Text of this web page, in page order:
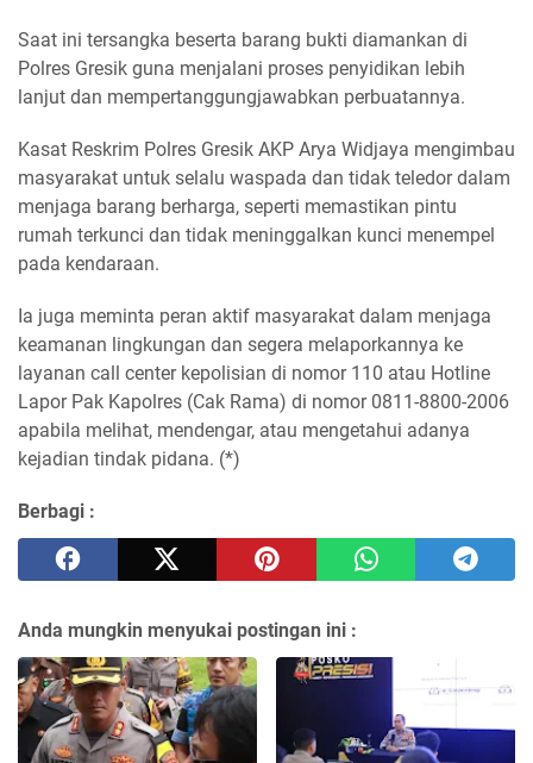
​Saat ini tersangka beserta barang bukti diamankan di
Polres Gresik guna menjalani proses penyidikan lebih
lanjut dan mempertanggungjawabkan perbuatannya.
​Kasat Reskrim Polres Gresik AKP Arya Widjaya mengimbau
masyarakat untuk selalu waspada dan tidak teledor dalam
menjaga barang berharga, seperti memastikan pintu
rumah terkunci dan tidak meninggalkan kunci menempel
pada kendaraan.​
Ia juga meminta peran aktif masyarakat dalam menjaga
keamanan lingkungan dan segera melaporkannya ke
layanan call center kepolisian di nomor 110 atau Hotline
Lapor Pak Kapolres (Cak Rama) di nomor 0811-8800-2006
apabila melihat, mendengar, atau mengetahui adanya
kejadian tindak pidana. (*)
Berbagi :
Anda mungkin menyukai postingan ini :